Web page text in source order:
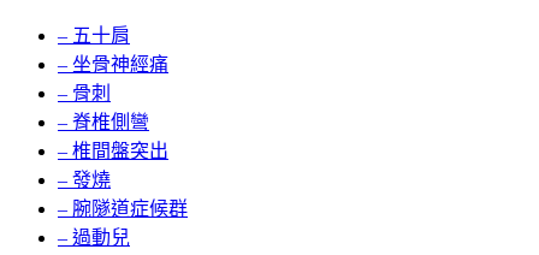
– 五十肩
– 坐骨神經痛
– 骨刺
– 脊椎側彎
– 椎間盤突出
– 發燒
– 腕隧道症候群
– 過動兒